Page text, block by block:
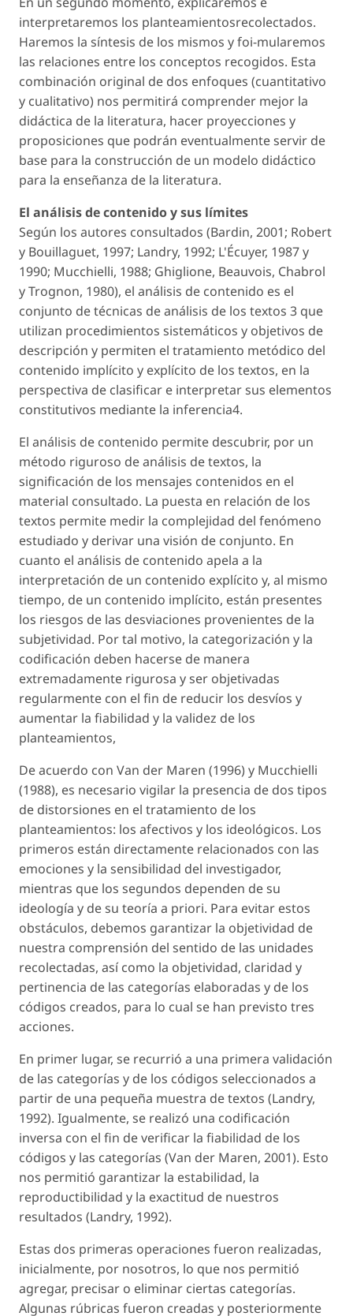
interpretaremos los planteamientosrecolectados.
Haremos la síntesis de los mismos y foi-mularemos
las relaciones entre los conceptos recogidos. Esta
combinación original de dos enfoques (cuantitativo
y cualitativo) nos permitirá comprender mejor la
didáctica de la literatura, hacer proyecciones y
proposiciones que podrán eventualmente servir de
base para la construcción de un modelo didáctico
para la enseñanza de la literatura.
El análisis de contenido y sus límites
Según los autores consultados (Bardin, 2001; Robert
y Bouillaguet, 1997; Landry, 1992; L'Écuyer, 1987 y
1990; Mucchielli, 1988; Ghiglione, Beauvois, Chabrol
y Trognon, 1980), el análisis de contenido es el
conjunto de técnicas de análisis de los textos 3 que
utilizan procedimientos sistemáticos y objetivos de
descripción y permiten el tratamiento metódico del
contenido implícito y explícito de los textos, en la
perspectiva de clasificar e interpretar sus elementos
constitutivos mediante la inferencia4.
El análisis de contenido permite descubrir, por un
método riguroso de análisis de textos, la
significación de los mensajes contenidos en el
material consultado. La puesta en relación de los
textos permite medir la complejidad del fenómeno
estudiado y derivar una visión de conjunto. En
cuanto el análisis de contenido apela a la
interpretación de un contenido explícito y, al mismo
tiempo, de un contenido implícito, están presentes
los riesgos de las desviaciones provenientes de la
subjetividad. Por tal motivo, la categorización y la
codificación deben hacerse de manera
extremadamente rigurosa y ser objetivadas
regularmente con el fin de reducir los desvíos y
aumentar la fiabilidad y la validez de los
planteamientos,
De acuerdo con Van der Maren (1996) y Mucchielli
(1988), es necesario vigilar la presencia de dos tipos
de distorsiones en el tratamiento de los
planteamientos: los afectivos y los ideológicos. Los
primeros están directamente relacionados con las
emociones y la sensibilidad del investigador,
mientras que los segundos dependen de su
ideología y de su teoría a priori. Para evitar estos
obstáculos, debemos garantizar la objetividad de
nuestra comprensión del sentido de las unidades
recolectadas, así como la objetividad, claridad y
pertinencia de las categorías elaboradas y de los
códigos creados, para lo cual se han previsto tres
acciones.
En primer lugar, se recurrió a una primera validación
de las categorías y de los códigos seleccionados a
partir de una pequeña muestra de textos (Landry,
1992). Igualmente, se realizó una codificación
inversa con el fin de verificar la fiabilidad de los
códigos y las categorías (Van der Maren, 2001). Esto
nos permitió garantizar la estabilidad, la
reproductibilidad y la exactitud de nuestros
resultados (Landry, 1992).
Estas dos primeras operaciones fueron realizadas,
inicialmente, por nosotros, lo que nos permitió
agregar, precisar o eliminar ciertas categorías.
Algunas rúbricas fueron creadas y posteriormente